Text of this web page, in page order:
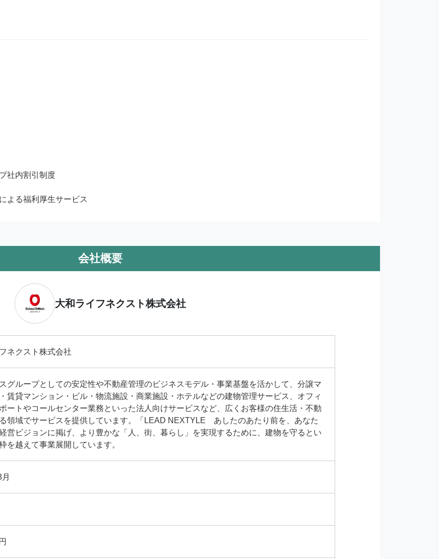
社内割引制度
よる福利厚生サービス
会社概要
大和ライフネクスト株式会社
ネクスト株式会社
グループとしての安定性や不動産管理のビジネスモデル・事業基盤を活かして、分譲マ
賃貸マンション・ビル・物流施設・商業施設・ホテルなどの建物管理サービス、オフィ
ートやコールセンター業務といった法人向けサービスなど、広くお客様の住生活・不動
領域でサービスを提供しています。「LEAD NEXTYLE　あしたのあたり前を、あなた
営ビジョンに掲げ、より豊かな「人、街、暮らし」を実現するために、建物を守るとい
を越えて事業展開しています。